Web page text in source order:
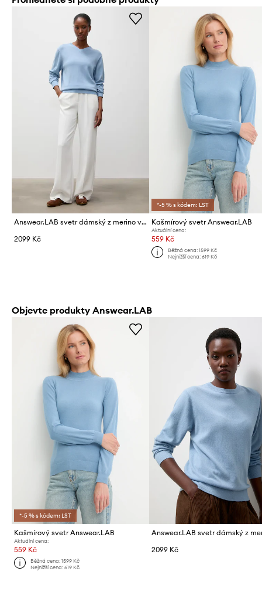
Answear.LAB svetr dámský z merino vlny
2099 Kč
*-5 % s kódem: LST
Kašmírový svetr Answear.LAB
Aktuální cena:
559 Kč
Běžná cena: 1599 Kč
Nejnižší cena: 619 Kč
Objevte produkty Answear.LAB
*-5 % s kódem: LST
Kašmírový svetr Answear.LAB
Aktuální cena:
559 Kč
Běžná cena:1599 Kč
Nejnižší cena:619 Kč
2099 Kč